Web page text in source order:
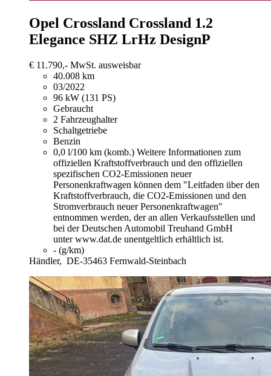
Opel Crossland Crossland 1.2
Elegance SHZ LrHz DesignP
€ 11.790,- MwSt. ausweisbar
40.008 km
03/2022
96 kW (131 PS)
Gebraucht
2 Fahrzeughalter
Schaltgetriebe
Benzin
0,0 l/100 km (komb.) Weitere Informationen zum
offiziellen Kraftstoffverbrauch und den offiziellen
spezifischen CO2-Emissionen neuer
Personenkraftwagen können dem "Leitfaden über den
Kraftstoffverbrauch, die CO2-Emissionen und den
Stromverbrauch neuer Personenkraftwagen"
entnommen werden, der an allen Verkaufsstellen und
bei der Deutschen Automobil Treuhand GmbH
unter www.dat.de unentgeltlich erhältlich ist.
- (g/km)
Händler, DE-35463 Fernwald-Steinbach